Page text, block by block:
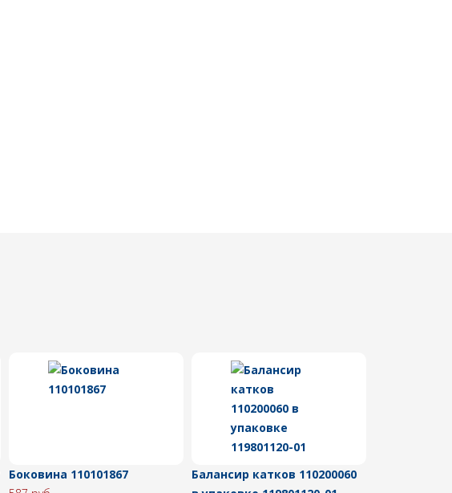
Боковина 110101867
Балансир катков 110200060